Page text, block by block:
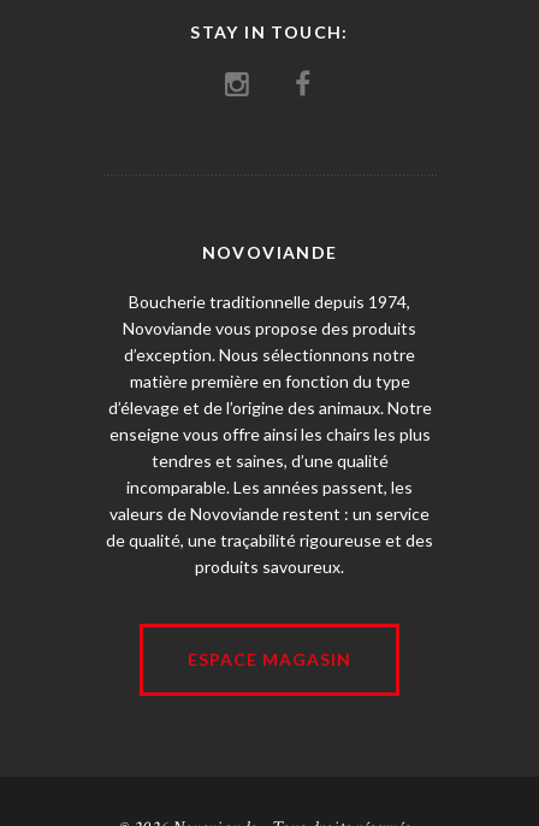
STAY IN TOUCH:
NOVOVIANDE
Boucherie traditionnelle depuis 1974,
Novoviande vous propose des produits
d’exception. Nous sélectionnons notre
matière première en fonction du type
d’élevage et de l’origine des animaux. Notre
enseigne vous offre ainsi les chairs les plus
tendres et saines, d’une qualité
incomparable. Les années passent, les
valeurs de Novoviande restent : un service
de qualité, une traçabilité rigoureuse et des
produits savoureux.
ESPACE MAGASIN